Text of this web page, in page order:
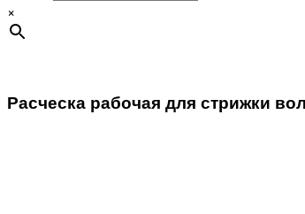
×
Расческа рабочая для стрижки